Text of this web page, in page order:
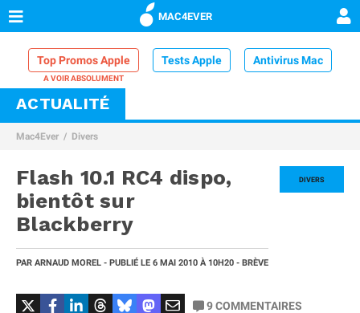
MAC4EVER
Top Promos Apple Tests Apple Antivirus Mac
VPN Mac
Comparatif iPhone
ACTUALITÉ
Mac4Ever Divers
DIVERS
Flash 10.1 RC4 dispo,
bientôt sur
Blackberry
PAR ARNAUD MOREL - PUBLIÉ LE 6 MAI 2010 À 10H20 - BRÈVE
9COMMENTAIRES